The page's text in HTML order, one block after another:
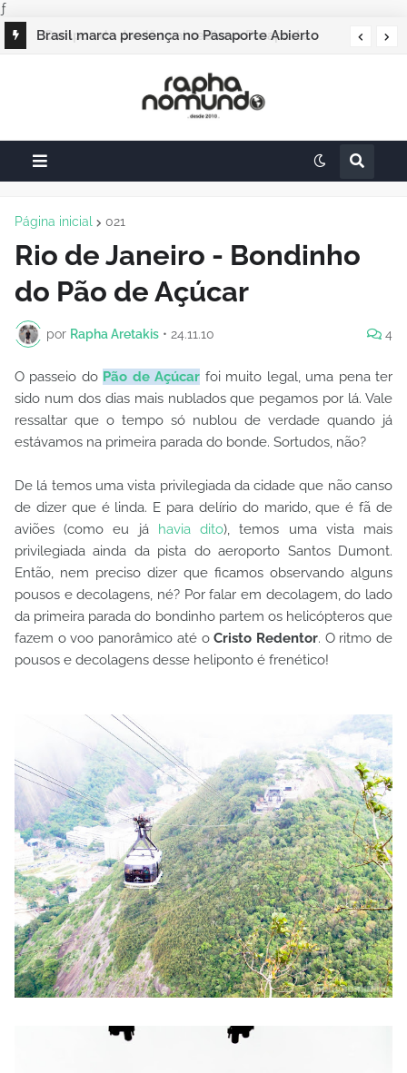
ƒ
Campos do Jordão vai sediar o Pasaporte
Página inicial 021
Rio de Janeiro - Bondinho
do Pão de Açúcar
por Rapha Aretakis • 24.11.10 4
O passeio do Pão de Açúcar foi muito legal, uma pena ter
sido num dos dias mais nublados que pegamos por lá. Vale
ressaltar que o tempo só nublou de verdade quando já
estávamos na primeira parada do bonde. Sortudos, não?
De lá temos uma vista privilegiada da cidade que não canso
de dizer que é linda. E para delírio do marido, que é fã de
aviões (como eu já havia dito), temos uma vista mais
privilegiada ainda da pista do aeroporto Santos Dumont.
Então, nem preciso dizer que ficamos observando alguns
pousos e decolagens, né? Por falar em decolagem, do lado
da primeira parada do bondinho partem os helicópteros que
fazem o voo panorâmico até oCristo Redentor. O ritmo de
pousos e decolagens desse heliponto é frenético!